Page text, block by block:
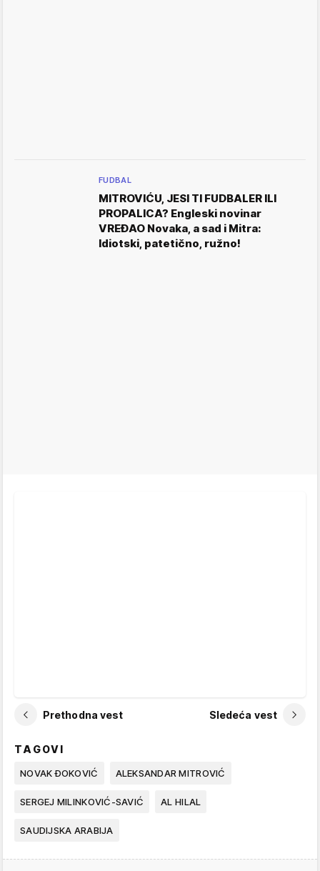
FUDBAL
MITROVIĆU, JESI TI FUDBALER ILI
PROPALICA? Engleski novinar
VREĐAO Novaka, a sad i Mitra:
Idiotski, patetično, ružno!
Prethodna vest Sledeća vest
TAGOVI
NOVAK ĐOKOVIĆ ALEKSANDAR MITROVIĆ
SERGEJ MILINKOVIĆ-SAVIĆ AL HILAL
SAUDIJSKA ARABIJA